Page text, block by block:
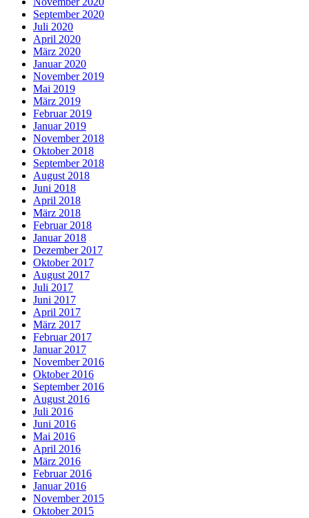
September 2020
Juli 2020
April 2020
März 2020
Januar 2020
November 2019
Mai 2019
März 2019
Februar 2019
Januar 2019
November 2018
Oktober 2018
September 2018
August 2018
Juni 2018
April 2018
März 2018
Februar 2018
Januar 2018
Dezember 2017
Oktober 2017
August 2017
Juli 2017
Juni 2017
April 2017
März 2017
Februar 2017
Januar 2017
November 2016
Oktober 2016
September 2016
August 2016
Juli 2016
Juni 2016
Mai 2016
April 2016
März 2016
Februar 2016
Januar 2016
November 2015
Oktober 2015